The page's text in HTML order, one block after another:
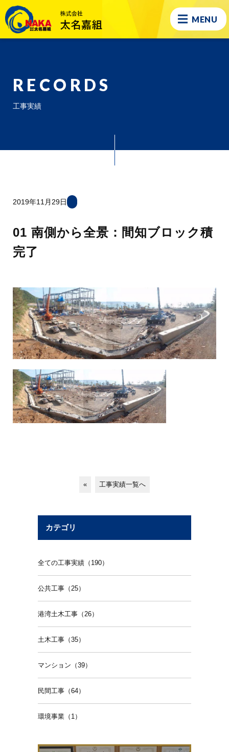
MENU
RECORDS
工事実績
2019年11月29日
01 南側から全景：間知ブロック積
完了
« 工事実績一覧へ
カテゴリ
全ての工事実績（190）
公共工事（25）
港湾土木工事（26）
土木工事（35）
マンション（39）
民間工事（64）
環境事業（1）